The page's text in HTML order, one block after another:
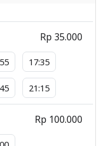
17:35
21:15
Rp 35.000
Rp 100.000